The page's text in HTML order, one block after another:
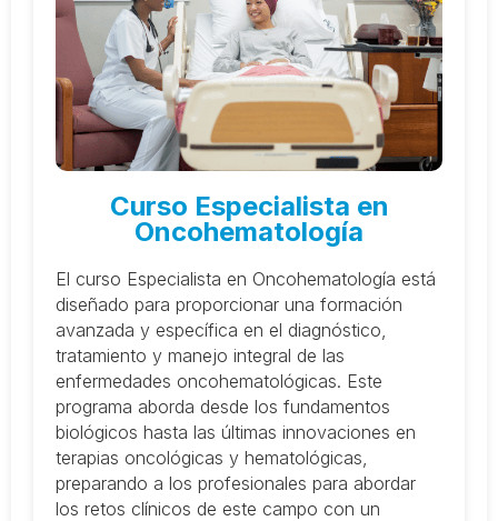
Curso Especialista en
Oncohematología
El curso Especialista en Oncohematología está
diseñado para proporcionar una formación
avanzada y específica en el diagnóstico,
tratamiento y manejo integral de las
enfermedades oncohematológicas. Este
programa aborda desde los fundamentos
biológicos hasta las últimas innovaciones en
terapias oncológicas y hematológicas,
preparando a los profesionales para abordar
los retos clínicos de este campo con un